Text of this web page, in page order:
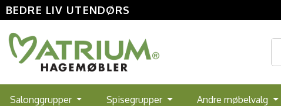
BEDRE LIV UTENDØRS
Salonggrupper Spisegrupper Andre møbelvalg